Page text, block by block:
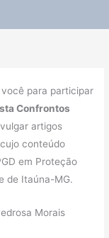
para participar
Confrontos
artigos
conteúdo
em Proteção
de Itaúna-MG.
Morais